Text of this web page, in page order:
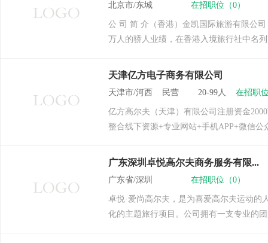
北京市/东城 在招职位（0）
公 司 简 介（香港）金凯国际旅游有限公
万人的骄人业绩，在香港入境旅行社中名
天津亿方电子商务有限公司
天津市/河西 民营 20-99人 在招职
亿方高尔夫（天津）有限公司注册资金
整合线下资源+专业网站+手机APP+微信
广东深圳卓悦高尔夫商务服务有限...
广东省/深圳 在招职位（0）
卓悦·爱尚高尔夫，是为喜爱高尔夫运动的
化的主题旅行项目。公司拥有一支专业的